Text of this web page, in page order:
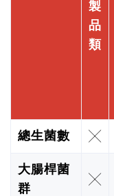
製
品
類
總生菌數 ╳
大腸桿菌
群
╳